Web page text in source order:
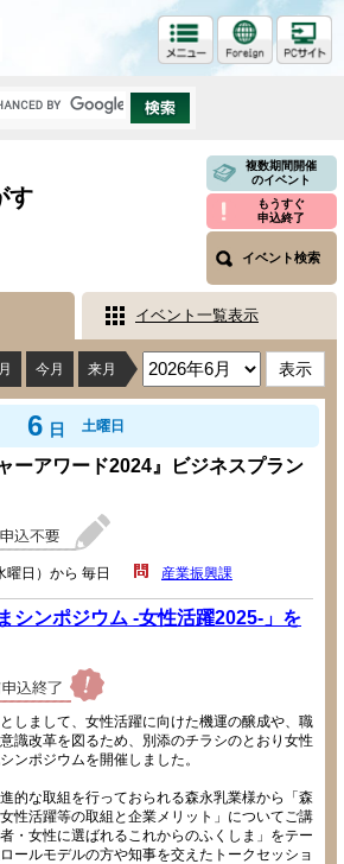
す
複数期間開催
のイベント
もうすぐ
申込終了
イベント検索
イベント一覧表示
今月 来月
6 日 土曜日
ーアワード2024』ビジネスプラン
日）から 毎日 産業振興課
シンポジウム -女性活躍2025-」を
しまして、女性活躍に向けた機運の醸成や、職
識改革を図るため、別添のチラシのとおり女性
ンポジウムを開催しました。
的な取組を行っておられる森永乳業様から「森
性活躍等の取組と企業メリット」についてご講
・女性に選ばれるこれからのふくしま」をテー
ールモデルの方や知事を交えたトークセッショ